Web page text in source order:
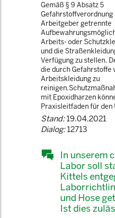
Gemäß § 9 Absatz 5
Arbeitgeber getrennte
Arbeits- oder
und die
Verfügung zu stellen.
die durch Gefahrstoffe
Arbeitskleidung zu
mit Epoxidharzen
Praxisleitfaden für den
Stand:19.04.2021
Dialog:12713
In unserem
Labor soll
Kittels
und Hose
Ist dies